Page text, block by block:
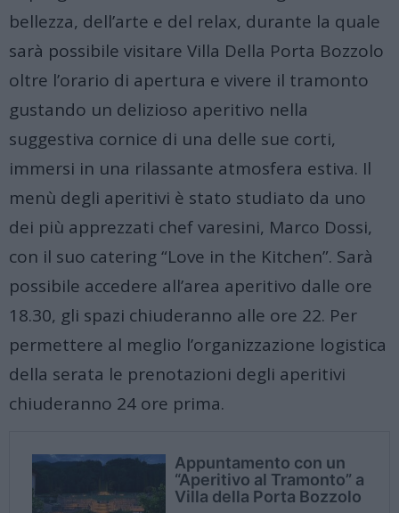
bellezza, dell’arte e del relax, durante la quale
sarà possibile visitare Villa Della Porta Bozzolo
oltre l’orario di apertura e vivere il tramonto
gustando un delizioso aperitivo nella
suggestiva cornice di una delle sue corti,
immersi in una rilassante atmosfera estiva. Il
menù degli aperitivi è stato studiato da uno
dei più apprezzati chef varesini, Marco Dossi,
con il suo catering “Love in the Kitchen”. Sarà
possibile accedere all’area aperitivo dalle ore
18.30, gli spazi chiuderanno alle ore 22. Per
permettere al meglio l’organizzazione logistica
della serata le prenotazioni degli aperitivi
chiuderanno 24 ore prima.